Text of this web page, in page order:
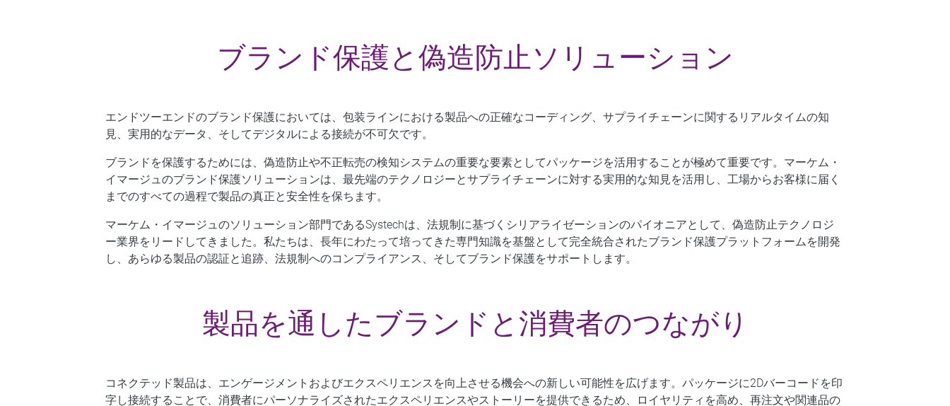
ブランド保護と偽造防止ソリューション
エンドツーエンドのブランド保護においては、包装ラインにおける製品への正確なコーディング、サプライチェーンに関するリアルタイムの知
見、実用的なデータ、そしてデジタルによる接続が不可欠です。
ブランドを保護するためには、偽造防止や不正転売の検知システムの重要な要素としてパッケージを活用することが極めて重要です。マーケム・
イマージュのブランド保護ソリューションは、最先端のテクノロジーとサプライチェーンに対する実用的な知見を活用し、工場からお客様に届く
までのすべての過程で製品の真正と安全性を保ちます。
マーケム・イマージュのソリューション部門であるSystechは、法規制に基づくシリアライゼーションのパイオニアとして、偽造防止テクノロジ
ー業界をリードしてきました。私たちは、長年にわたって培ってきた専門知識を基盤として完全統合されたブランド保護プラットフォームを開発
し、あらゆる製品の認証と追跡、法規制へのコンプライアンス、そしてブランド保護をサポートします。
製品を通したブランドと消費者のつながり
コネクテッド製品は、エンゲージメントおよびエクスペリエンスを向上させる機会への新しい可能性を広げます。パッケージに2Dバーコードを印
字し接続することで、消費者にパーソナライズされたエクスペリエンスやストーリーを提供できるため、ロイヤリティを高め、再注文や関連品の